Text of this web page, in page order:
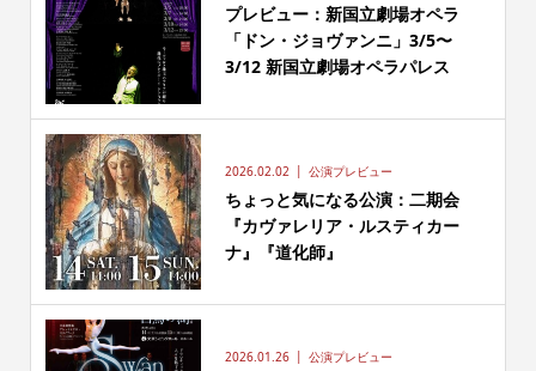
プレビュー：新国立劇場オペラ
「ドン・ジョヴァンニ」3/5〜
3/12 新国立劇場オペラパレス
2026.02.02 公演プレビュー
ちょっと気になる公演：二期会
『カヴァレリア・ルスティカー
ナ』『道化師』
2026.01.26 公演プレビュー